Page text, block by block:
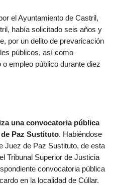
el Ayuntamiento de Castril,
había solicitado seis años y
por un delito de prevaricación
públicos, así como
empleo público durante diez
una convocatoria pública
Paz Sustituto. Habiéndose
Juez de Paz Sustituto, de esta
Tribunal Superior de Justicia
convocatoria pública
en la localidad de Cúllar.